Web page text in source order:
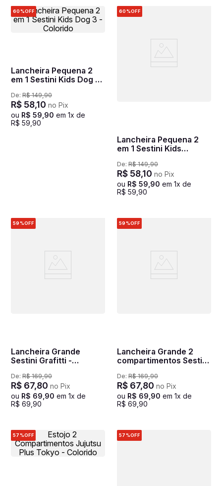
60%OFF
Lancheira Pequena 2
em 1 Sestini Kids Dog 3
De: R$ 149,90
R$ 58,10 no Pix
ou R$ 59 90 em 1x de
R$ 59 90
60%OFF
Lancheira Pequena 2
em 1 Sestini Kids
De: R$ 149,90
R$ 58,10 no Pix
ou R$ 59 90 em 1x de
R$ 59 90
59%OFF
Lancheira Grande
Sestini Grafitti -
De: R$ 169,90
R$ 67,80 no Pix
ou R$ 69 90 em 1x de
R$ 69 90
59%OFF
Lancheira Grande 2
compartimentos Sestini
De: R$ 169,90
R$ 67,80 no Pix
ou R$ 69 90 em 1x de
R$ 69 90
57%OFF 57%OFF